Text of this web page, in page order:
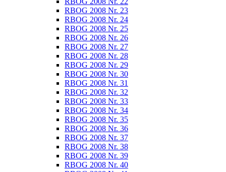
RBOG 2008 Nr. 23
RBOG 2008 Nr. 24
RBOG 2008 Nr. 25
RBOG 2008 Nr. 26
RBOG 2008 Nr. 27
RBOG 2008 Nr. 28
RBOG 2008 Nr. 29
RBOG 2008 Nr. 30
RBOG 2008 Nr. 31
RBOG 2008 Nr. 32
RBOG 2008 Nr. 33
RBOG 2008 Nr. 34
RBOG 2008 Nr. 35
RBOG 2008 Nr. 36
RBOG 2008 Nr. 37
RBOG 2008 Nr. 38
RBOG 2008 Nr. 39
RBOG 2008 Nr. 40